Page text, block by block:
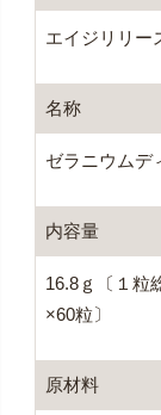
エイジリリー
名称
ゼラニウムデ
内容量
16.8ｇ〔１粒
×60粒〕
原材料